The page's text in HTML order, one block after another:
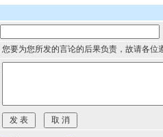
您要为您所发的言论的后果负责，故请各位